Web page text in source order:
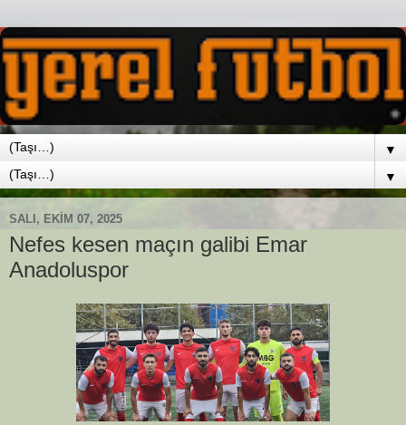
▼
▼
SALI, EKIM 07, 2025
Nefes kesen maçın galibi Emar
Anadoluspor